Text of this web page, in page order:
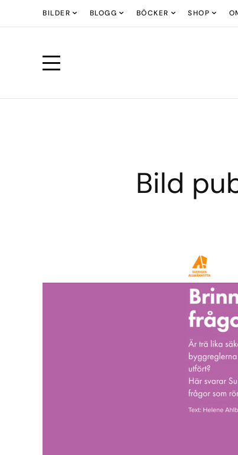
BILDER BLOGG BÖCKER SHOP
Bild